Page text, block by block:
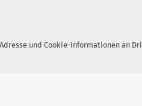
und Cookie-Informationen